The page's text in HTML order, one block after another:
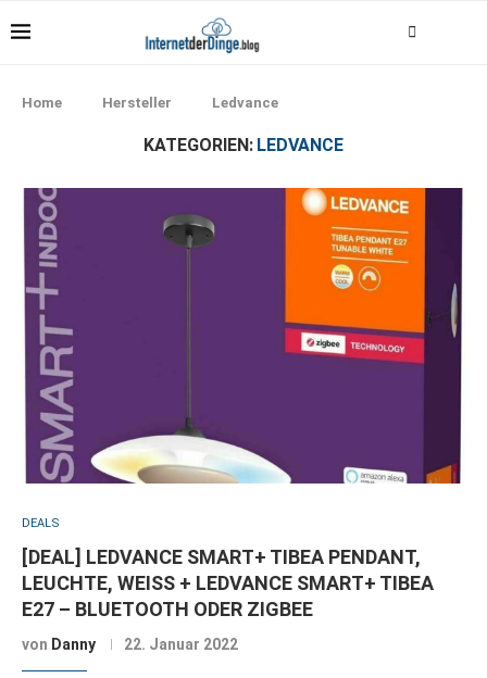
Home Hersteller Ledvance
KATEGORIEN: LEDVANCE
DEALS
[DEAL] LEDVANCE SMART+ TIBEA PENDANT,
LEUCHTE, WEISS + LEDVANCE SMART+ TIBEA E
27 – BLUETOOTH ODER ZIGBEE
von Danny 22. Januar 2022